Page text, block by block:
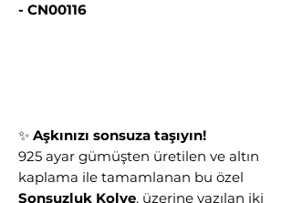
- CN00116
✨ Aşkınızı sonsuza taşıyın!
925 ayar gümüşten üretilen ve altın
kaplama ile tamamlanan bu özel
Sonsuzluk Kolye, üzerine yazılan iki